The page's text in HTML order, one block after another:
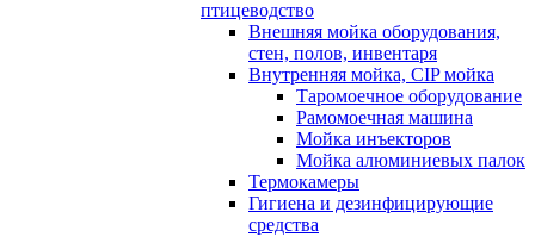
птицеводство
Внешняя мойка оборудования,
стен, полов, инвентаря
Внутренняя мойка, CIP мойка
Таромоечное оборудование
Рамомоечная машина
Мойка инъекторов
Мойка алюминиевых палок
Термокамеры
Гигиена и дезинфицирующие
средства